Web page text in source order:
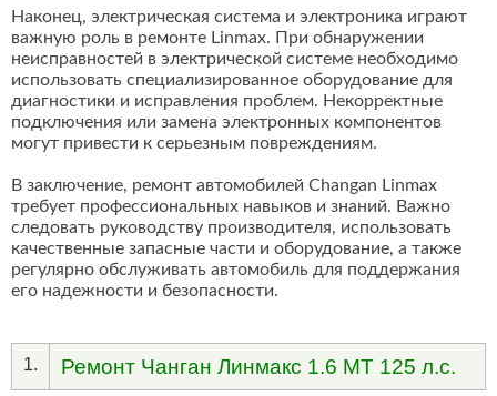
Наконец, электрическая система и электроника играют
важную роль в ремонте Linmax. При обнаружении
неисправностей в электрической системе необходимо
использовать специализированное оборудование для
диагностики и исправления проблем. Некорректные
подключения или замена электронных компонентов
могут привести к серьезным повреждениям.
В заключение, ремонт автомобилей Changan Linmax
требует профессиональных навыков и знаний. Важно
следовать руководству производителя, использовать
качественные запасные части и оборудование, а также
регулярно обслуживать автомобиль для поддержания
его надежности и безопасности.
1. Ремонт Чанган Линмакс 1.6 MT 125 л.с.